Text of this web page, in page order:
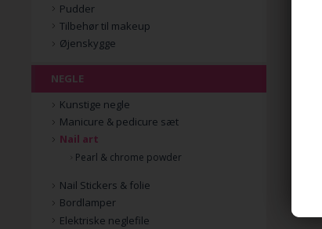
Pudder
Tilbehør til makeup
Øjenskygge
NEGLE
Kunstige negle
Manicure & pedicure sæt
Nail art
Pearl & chrome powder
Nail Stickers & folie
Bordlamper
Elektriske neglefile